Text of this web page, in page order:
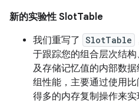
新的实验性 SlotTable
我们重写了 SlotTable
于跟踪您的组合层次结
及存储记忆值的内部数
组性能，主要通过使用
得多的内存复制操作来